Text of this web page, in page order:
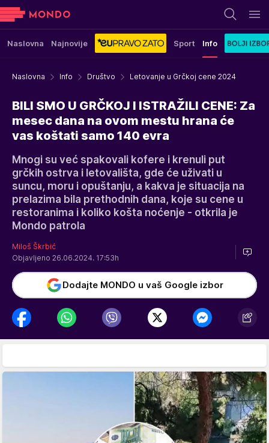
Naslovna Najnovije Sport Info
Naslovna Info Društvo Letovanje u Grčkoj cene 2024
BILI SMO U GRČKOJ I ISTRAŽILI CENE: Za
mesec dana na ovom mestu hrana će
vas koštati samo 140 evra
Mnogi su već spakovali kofere i krenuli put
grčkih ostrva i letovališta, gde će uživati u
suncu, moru i opuštanju, a kakva je situacija na
prelazima bila prethodnih dana, koje su cene u
restoranima i koliko košta noćenje - otkrila je
Mondo patrola
Miloš Škrbić
Objavljeno 26.06.2024. 17:53h
Dodajte MONDO u vaš Google izbor